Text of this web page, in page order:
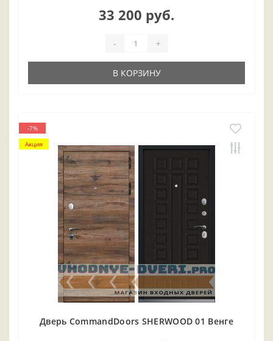
33 200 руб.
- +
В КОРЗИНУ
-7%
Акция
Дверь CommandDoors SHERWOOD 01 Венге